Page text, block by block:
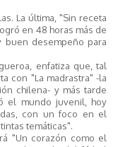
La última, "Sin receta
en 48 horas más de
buen desempeño para
enfatiza que, tal
con "La madrastra" -la
chilena- y más tarde
el mundo juvenil, hoy
con un foco en el
temáticas".
"Un corazón como el